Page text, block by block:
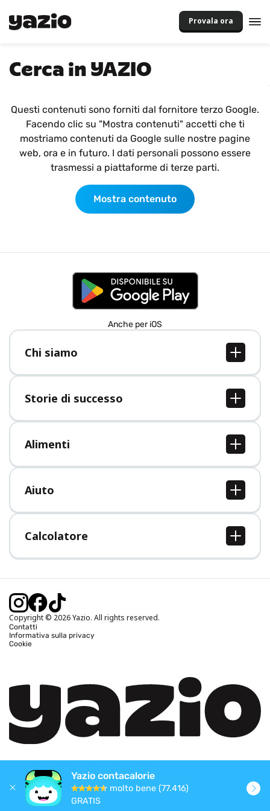
Provala ora
Cerca in YAZIO
Questi contenuti sono forniti dal fornitore terzo Google.
Facendo clic su "Mostra contenuti" accetti che ti
mostriamo contenuti da Google sulle nostre pagine
web, ora e in futuro. I dati personali possono essere
trasmessi a piattaforme di terze parti.
Mostra contenuto
Anche per iOS
Chi siamo
Chi siamo
Lavori
Stampa
Storie di successo
Tutte le storie di successo
Alimenti
Tutti i cibi
Aiuto
Centro assistenza
Calcolatore
Calcolo BMI (IMC)
Calcolo peso ideale
Calcolo calorie bruciate
Copyright © 2026 Yazio. All rights reserved.
Contatti
Informativa sulla privacy
Cookie
Yazio contacalorie
molto bene (77.416)
GRATIS